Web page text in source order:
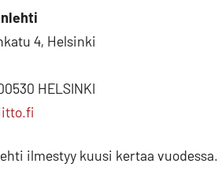
4, Helsinki
HELSINKI
ilmestyy kuusi kertaa vuodessa.